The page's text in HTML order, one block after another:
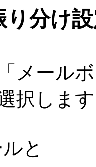
り分け
メール
択しま